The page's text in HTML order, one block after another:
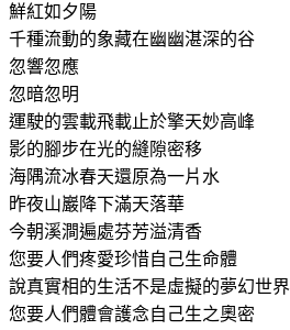
鮮紅如夕陽
千種流動的象藏在幽幽湛深的谷
忽響忽應
忽暗忽明
運駛的雲載飛載止於擎天妙高峰
影的腳步在光的縫隙密移
海隅流冰春天還原為一片水
昨夜山巖降下滿天落華
今朝溪澗遍處芬芳溢清香
您要人們疼愛珍惜自己生命體
說真實相的生活不是虛擬的夢幻世界
您要人們體會護念自己生之奧密